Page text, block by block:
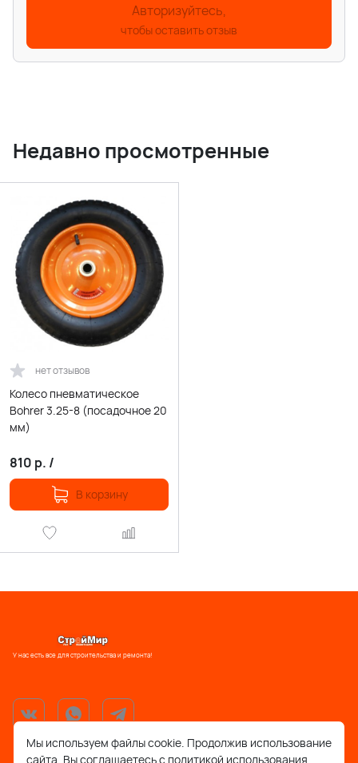
Авторизуйтесь,
чтобы оставить отзыв
Недавно просмотренные
нет отзывов
Колесо пневматическое
Bohrer 3.25-8 (посадочное 20
мм)
810 р. /
В корзину
У нас есть все для строительства и ремонта!
Мы используем файлы cookie. Продолжив использование
сайта, Вы соглашаетесь с политикой использования